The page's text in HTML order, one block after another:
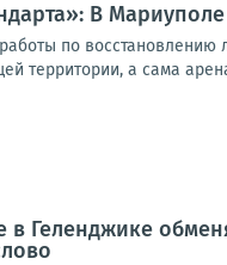
В
по восстановлению
территории, а сама
в Геленджике